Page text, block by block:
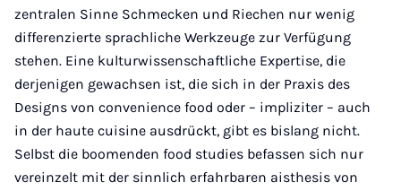
zentralen Sinne Schmecken und Riechen nur wenig
differenzierte sprachliche Werkzeuge zur Verfügung
stehen. Eine kulturwissenschaftliche Expertise, die
derjenigen gewachsen ist, die sich in der Praxis des
Designs von convenience food oder – impliziter – auch
in der haute cuisine ausdrückt, gibt es bislang nicht.
Selbst die boomenden food studies befassen sich nur
vereinzelt mit der sinnlich erfahrbaren aisthesis von